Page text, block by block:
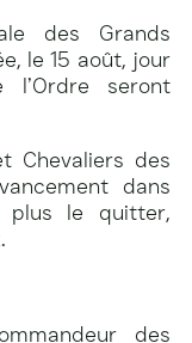
des Grands
le 15 août, jour
seront
Chevaliers des
dans
le quitter,
des